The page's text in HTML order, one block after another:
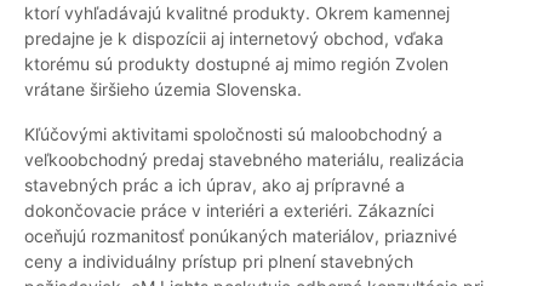
ktorí vyhľadávajú kvalitné produkty. Okrem kamennej
predajne je k dispozícii aj internetový obchod, vďaka
ktorému sú produkty dostupné aj mimo región Zvolen
vrátane širšieho územia Slovenska.
Kľúčovými aktivitami spoločnosti sú maloobchodný a
veľkoobchodný predaj stavebného materiálu, realizácia
stavebných prác a ich úprav, ako aj prípravné a
dokončovacie práce v interiéri a exteriéri. Zákazníci
oceňujú rozmanitosť ponúkaných materiálov, priaznivé
ceny a individuálny prístup pri plnení stavebných